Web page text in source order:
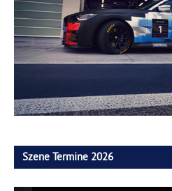
Szene Termine 2026